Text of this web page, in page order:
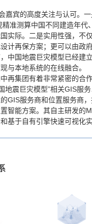
嘉宾的高度关注与认可。
准测算中国不同建造年代
实际。二是实用性强，不
计再保方案；更可以由政
中国地震巨灾模型已经建
与本地系统的在线融合。
再集团有着非常紧密的合
震巨灾模型”相关GIS服
GIS服务商和位置服务商
智能方案。其自主研发的
于自有引擎快速可视化